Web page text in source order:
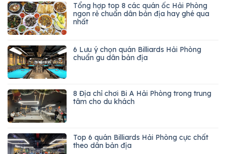
Tổng hợp top 8 các quán ốc Hải Phòng
ngon rẻ chuẩn dân bản địa hay ghé qua
nhất
6 Lưu ý chọn quán Billiards Hải Phòng
chuẩn gu dân bản địa
8 Địa chỉ chơi Bi A Hải Phòng trong trung
tâm cho du khách
Top 6 quán Billiards Hải Phòng cực chất
theo dân bản địa